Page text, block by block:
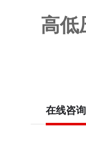
高低
在线咨询